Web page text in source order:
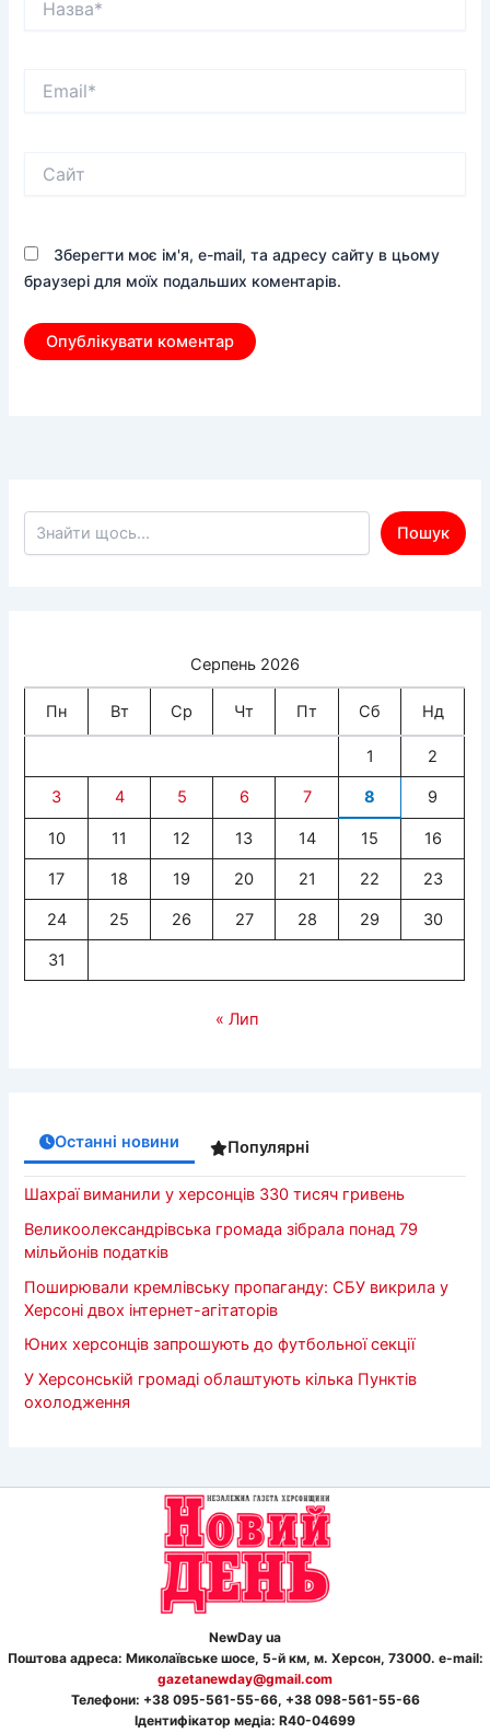
Зберегти моє ім'я, e-mail, та адресу сайту в цьому
браузері для моїх подальших коментарів.
Пошук по сайту
Пошук
Серпень 2026
Пн Вт Ср Чт Пт Сб Нд
1 2
3 4 5 6 7 8 9
10 11 12 13 14 15 16
17 18 19 20 21 22 23
24 25 26 27 28 29 30
31
« Лип
Останні новини Популярні
Шахраї виманили у херсонців 330 тисяч гривень
Великоолександрівська громада зібрала понад 79
мільйонів податків
Поширювали кремлівську пропаганду: СБУ викрила у
Херсоні двох інтернет-агітаторів
Юних херсонців запрошують до футбольної секції
У Херсонській громаді облаштують кілька Пунктів
охолодження
NewDay ua
Поштова адреса: Миколаївське шосе, 5-й км, м. Херсон, 73000. e-mail:
gazetanewday@gmail.com
Телефони: +38 095-561-55-66, +38 098-561-55-66
Ідентифікатор медіа: R40-04699